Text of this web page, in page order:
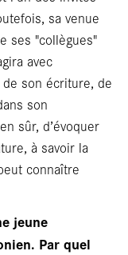
sa venue
ses "collègues"
avec
son écriture, de
son
sûr, d’évoquer
à savoir la
connaître
jeune
Par quel